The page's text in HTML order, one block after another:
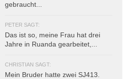
gebraucht...
PETER SAGT:
Das ist so, meine Frau hat drei
Jahre in Ruanda gearbeitet,...
CHRISTIAN SAGT:
Mein Bruder hatte zwei SJ413.